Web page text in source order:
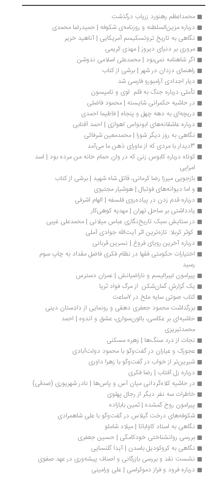
محمداعظم رهنورد زریاب درگذشت
درباره مزین‌السلطنه و روزنامه‌ی شکوفه | حمیدرضا محمدی
نگاهی به تاریخ تروتسکیسم آمریکایی | آناهید خزیر
مروری بر دنیای دیروز | مهدی کریمی
اگر شاهنامه نمی‌بود | محمدعلی اسلامی ندوشن
راهنمای دزدان در شهر | برشی از کتاب
دیار اجدادی آرامبورو فارسی شد
تأملی درباره جنگ به قلم  لوی و تامپسون
در حاشیه حکمرانی شایسته | محمود فاضلی
دریچه‌ای به دهه چهل و پنجاه | فاطیما احمدی
درباره عاشقانه‌های ابونواس اهوازی | احمد آفتابی
نگاهی به روز دیگر شورا | محمدمعین شرفائی
کوتاه درباره کابوس زنی که در وان حمام خانه من مرده بود | اسد
بازجویی میرزا رضا کرمانی، قاتل شاه شهید | برشی از کتاب
و اما دیوانه‌های فوتبال | هوشیار مجتبوی
درباره قدم زدن در پیاده‌روی فلسفه | الهام اشرفی
یادداشتی بر ساحل تهران | مهدیه کوهی‌کار
در ستایش سبک تاریخ‌نگاری عباس میلانی | محمدعلی غیبی
کوثر کربلا: تازه‌ترین اثر آیت‌الله جوادی آملی
درباره آخرین رویای فروغ | نسرین قربانی
اختیارات حکومتی فقها در نظام فکری فاضل مقداد به چاپ سوم
پیرامون لیبرالیسم و ناراضیانش | عمران دسترس
یک گزارشِ گمان‌شکن  از مرگ فواد ثریا
کتاب صوتی سایه ملخ در 7ساعت
بزرگداشت محمود جعفری دهقی و رونمایی از دادِستان دینی
حاشیه‌ای بر عکاسی، بالون‌سواری، عشق و اندوه | احمد
محمدتبریزی
نجات از درد سنگ‌ها | زهره مسکنی
عجوزک و عیاران در گفت‌وگو با محمود دولت‌آبادی
شیرین‌تر از خواب در گفت‌وگو با زهرا داوری
درباره زل آفتاب | رضا فکری
در حاشیه کلاه‌گردانی میان آس‌ و پاس‌ها | نادر شهریوری (صدقی)
خاطرات سه نفر دیگر از رجال پهلوی
پیرامون روح گمشده | ثمین بابازاده
شکوفه‌های درخت گیلاس در گفت‌وگو با علی شاهمرادی
نگاهی به استاد کاواباتا | میلاد شاملو
بررسی روانشناختی خودکامگی | حسین جعفری
نگاهی به کروکودیل باسدن | آیدا گلنسایی
نشست نقد و بررسی بازرگانی و اصناف پیشه‌وری در عهد صفوی
درباره فرود و فراز دموکراسی | علی ورامینی